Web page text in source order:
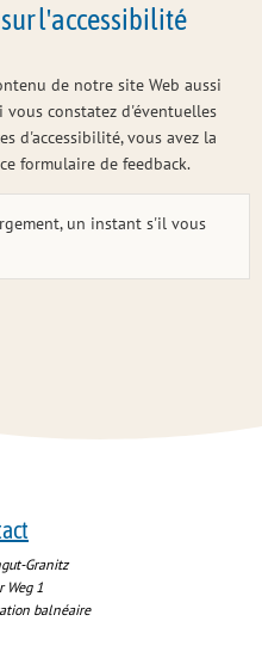
l'accessibilité
de notre site Web aussi
vous constatez d'éventuelles
d'accessibilité, vous avez la
formulaire de feedback.
un instant s'il vous
Granitz
Weg 1
balnéaire